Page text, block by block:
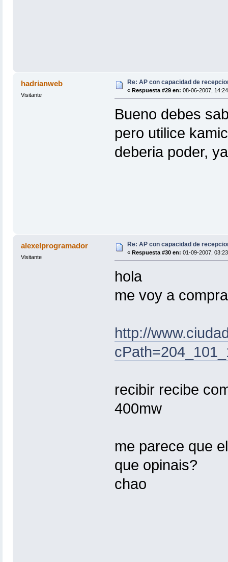
hadrianweb
Visitante
Re: AP con capacidad de
« Respuesta #29 en: 08-06-2007,
Bueno debes
pero utilice
deberia poder,
alexelprogramador
Visitante
Re: AP con capacidad de
« Respuesta #30 en: 01-09-2007,
hola
me voy a
http://
recibir recibe
400mw
me parece que
que opinais?
chao